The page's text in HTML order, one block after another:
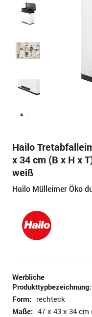
Hailo
x 34 cm (B x H x
weiß
Hailo Mülleimer Öko
Werbliche
Produkttypbezeichnung:
Form: rechteck
Maße: 47 x 43 x 34 cm